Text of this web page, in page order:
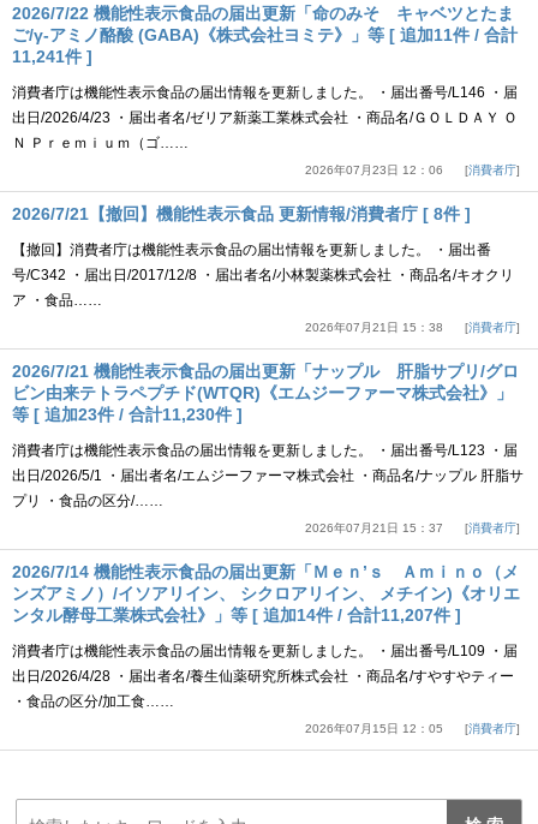
2026/7/22 機能性表示食品の届出更新「命のみそ キャベツとたま
ご/γ-アミノ酪酸 (GABA)《株式会社ヨミテ》」等 [ 追加11件 / 合計
11,241件 ]
消費者庁は機能性表示食品の届出情報を更新しました。 ・届出番号/L146 ・届
出日/2026/4/23 ・届出者名/ゼリア新薬工業株式会社 ・商品名/ＧＯＬＤＡＹ Ｏ
Ｎ Ｐｒｅｍｉｕｍ（ゴ……
2026年07月23日 12：06 消費者庁
2026/7/21【撤回】機能性表示食品 更新情報/消費者庁 [ 8件 ]
【撤回】消費者庁は機能性表示食品の届出情報を更新しました。 ・届出番
号/C342 ・届出日/2017/12/8 ・届出者名/小林製薬株式会社 ・商品名/キオクリ
ア ・食品……
2026年07月21日 15：38 消費者庁
2026/7/21 機能性表示食品の届出更新「ナップル 肝脂サプリ/グロ
ビン由来テトラペプチド(WTQR)《エムジーファーマ株式会社》」
等 [ 追加23件 / 合計11,230件 ]
消費者庁は機能性表示食品の届出情報を更新しました。 ・届出番号/L123 ・届
出日/2026/5/1 ・届出者名/エムジーファーマ株式会社 ・商品名/ナップル 肝脂サ
プリ ・食品の区分/……
2026年07月21日 15：37 消費者庁
2026/7/14 機能性表示食品の届出更新「Ｍｅｎ’ｓ Ａｍｉｎｏ（メ
ンズアミノ）/イソアリイン、 シクロアリイン、 メチイン)《オリエ
ンタル酵母工業株式会社》」等 [ 追加14件 / 合計11,207件 ]
消費者庁は機能性表示食品の届出情報を更新しました。 ・届出番号/L109 ・届
出日/2026/4/28 ・届出者名/養生仙薬研究所株式会社 ・商品名/すやすやティー
・食品の区分/加工食……
2026年07月15日 12：05 消費者庁